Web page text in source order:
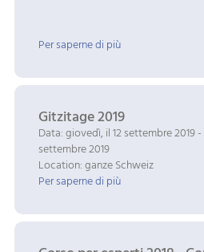
Per saperne di più
Gitzitage 2019
Data: giovedì, il 12 settembre 2019
settembre 2019
Location: ganze Schweiz
Per saperne di più